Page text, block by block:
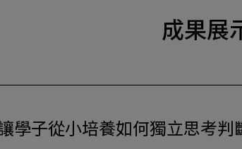
成果展
學子從小培養如何獨立思考判